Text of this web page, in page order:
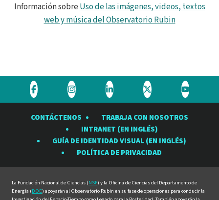
Información sobreUso de las imágenes, videos, textos
web y música del Observatorio Rubin
Visite
Observatorio
Visite
Observatorio
Rubin
en
Visite
Observatorio
Rubin
en
Visite
Observatorio
Rubin
en
Visite
Rubin
en
CONTÁCTENOS
TRABAJA CON NOSOTROS
INTRANET (EN INGLÉS)
GUÍA DE IDENTIDAD VISUAL (EN INGLÉS)
POLÍTICA DE PRIVACIDAD
La Fundación Nacional de Ciencias (NSF) y la Oficina de Ciencias del Departamento de
Energía (DOE) apoyarán al Observatorio Rubin en su fase de operaciones para conducir la